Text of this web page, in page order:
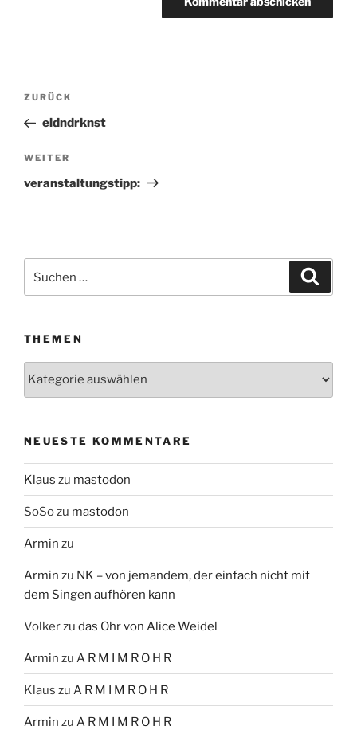
Beitragsnavigation
Vorheriger
Beitrag
ZURÜCK
eldndrknst
Nächster
Beitrag
WEITER
veranstaltungstipp:
nach:
THEMEN
Themen
NEUESTE KOMMENTARE
Klaus zu mastodon
SoSozu mastodon
Armin zu
Armin zu NK – von jemandem, der einfach nicht mit
dem Singen aufhören kann
Volkerzu das Ohr von Alice Weidel
Armin zu A R M I M R O H R
Klaus zu A R M I M R O H R
Armin zu A R M I M R O H R